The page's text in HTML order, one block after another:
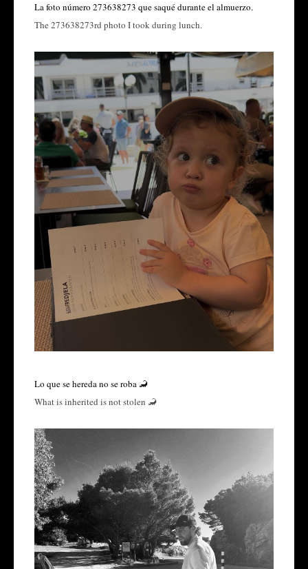
La foto número 273638273 que saqué durante el almuerzo.
The 273638273rd photo I took during lunch.
Lo que se hereda no se roba 🦂
What is inherited is not stolen 🦂